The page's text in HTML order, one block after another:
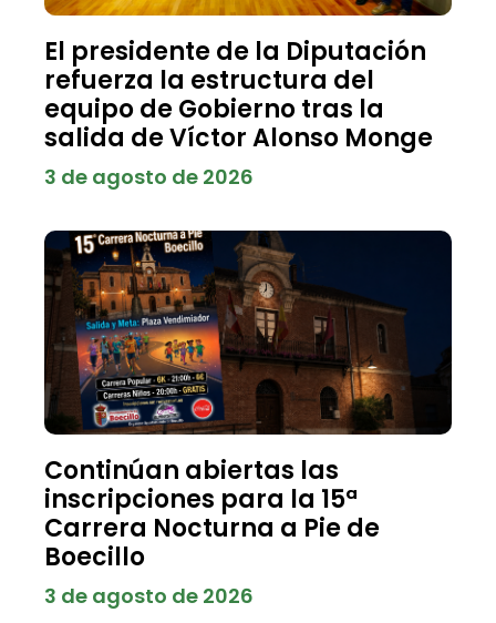
El presidente de la Diputación
refuerza la estructura del
equipo de Gobierno tras la
salida de Víctor Alonso Monge
3 de agosto de 2026
Continúan abiertas las
inscripciones para la 15ª
Carrera Nocturna a Pie de
Boecillo
3 de agosto de 2026